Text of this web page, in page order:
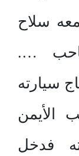
سلاح
….
سيارته
الأيمن
فدخل